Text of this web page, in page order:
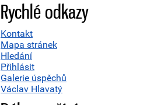
Rychlé odkazy
Kontakt
Mapa stránek
Hledání
Přihlásit
Galerie úspěchů
Václav Hlavatý